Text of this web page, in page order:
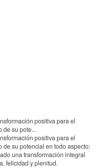
positiva para el
de su pote...
positiva para el
de su potencial en todo aspecto:
una transformación integral
felicidad y plenitud.